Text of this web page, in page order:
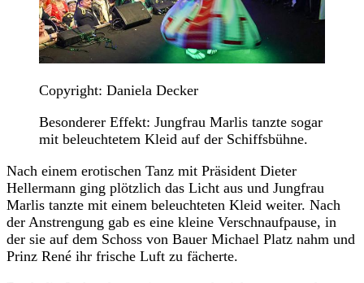
Copyright: Daniela Decker
Besonderer Effekt: Jungfrau Marlis tanzte sogar
mit beleuchtetem Kleid auf der Schiffsbühne.
Nach einem erotischen Tanz mit Präsident Dieter
Hellermann ging plötzlich das Licht aus und Jungfrau
Marlis tanzte mit einem beleuchteten Kleid weiter. Nach
der Anstrengung gab es eine kleine Verschnaufpause, in
der sie auf dem Schoss von Bauer Michael Platz nahm und
Prinz René ihr frische Luft zu fächerte.